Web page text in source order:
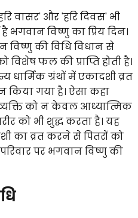
वासर' और 'हरि दिवस' भी
भगवान विष्णु का प्रिय दिन।
विष्णु की विधि विधान से
फल की प्राप्ति होती है।
ग्रंथों में एकादशी व्रत
किया गया है। ऐसा कहा
को न केवल आध्यात्मिक
को भी शुद्ध करता है। यह
का व्रत करने से पितरों को
पर भगवान विष्णु की